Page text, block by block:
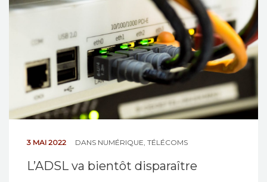
3 MAI 2022 DANS NUMÉRIQUE, TÉLÉCOMS
L’ADSL va bientôt disparaître